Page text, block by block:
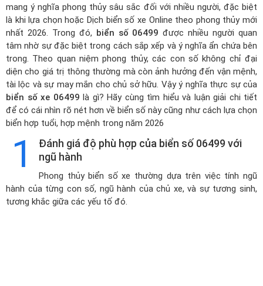
mang ý nghĩa phong thủy sâu sắc đối với nhiều người, đặc biệt
là khi lựa chọn hoặcDịch biển số xe Online theo phong thủy mới
nhất 2026. Trong đó, biển số 06499 được nhiều người quan
tâm nhờ sự đặc biệt trong cách sắp xếp và ý nghĩa ẩn chứa bên
trong. Theo quan niệm phong thủy, các con số không chỉ đại
diện cho giá trị thông thường mà còn ảnh hưởng đến vận mệnh,
tài lộc và sự may mắn cho chủ sở hữu. Vậy ý nghĩa thực sự của
biển số xe 06499 là gì? Hãy cùng tìm hiểu và luận giải chi tiết
để có cái nhìn rõ nét hơn về biển số này cũng như cách lựa chọn
biển hợp tuổi, hợp mệnh trong năm 2026
1
Đánh giá độ phù hợp của biển số 06499 với
ngũ hành
Phong thủy biển số xe thường dựa trên việc tính ngũ
hành của từng con số, ngũ hành của chủ xe, và sự tương sinh,
tương khắc giữa các yếu tố đó.